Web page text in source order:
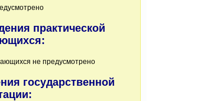
практической
не предусмотрено
государственной